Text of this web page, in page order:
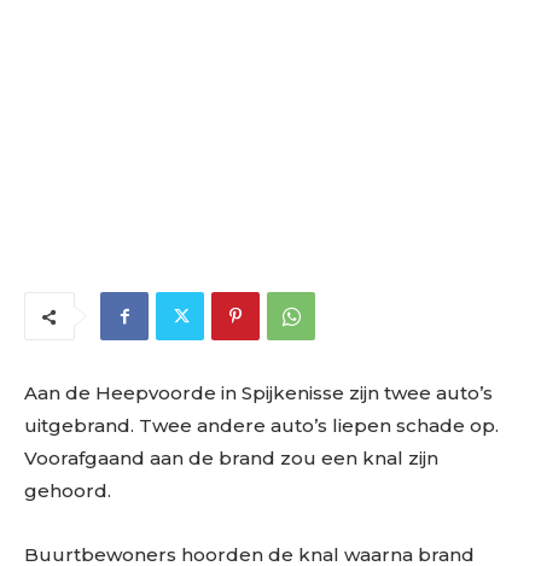
Aan de Heepvoorde in Spijkenisse zijn twee auto’s
uitgebrand. Twee andere auto’s liepen schade op.
Voorafgaand aan de brand zou een knal zijn
gehoord.
Buurtbewoners hoorden de knal waarna brand